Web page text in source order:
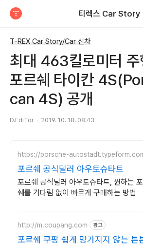
티렉스 Car Story
T-REX Car Story/Car 신차
최대 463킬로미터 주
포르쉐 타이칸
can 4S) 공개
D.EdiTor 2019. 10. 18. 08:43
https://porsche-
포르쉐 공식딜러 아우토슈타트
포르쉐 공식딜러 아우토슈타트, 원하는
쉐를 기다림 없이 빠르게 구매하는 방법
http://m.coupang.com 광고
포르쉐 쿠팡 쉽게 망가지지 않는 튼